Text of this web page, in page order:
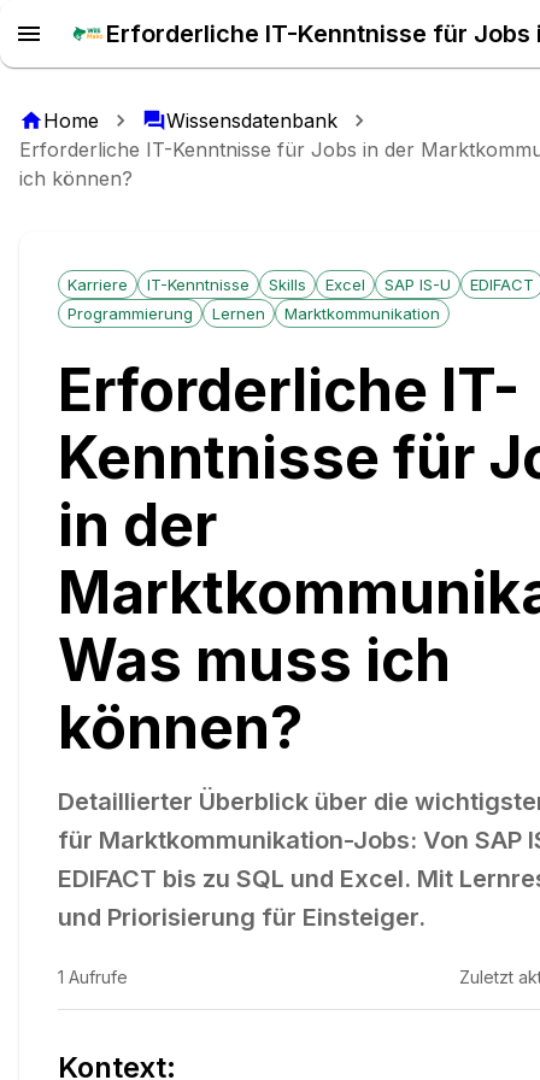
Home
Wissensdatenbank
Erforderliche IT-Kenntnisse für Jobs in der
ich können?
Karriere IT-Kenntnisse Skills Excel SAP IS-U
EDIFACT
Programmierung
Lernen Marktkommunikation
Erforderliche IT-
Kenntnisse für
in der
Was muss ich
können?
Detaillierter Überblick über die
für Marktkommunikation-Jobs: Von SAP
EDIFACT bis zu SQL und Excel. Mit
und Priorisierung für Einsteiger.
1 Aufrufe Zuletzt
Kontext: